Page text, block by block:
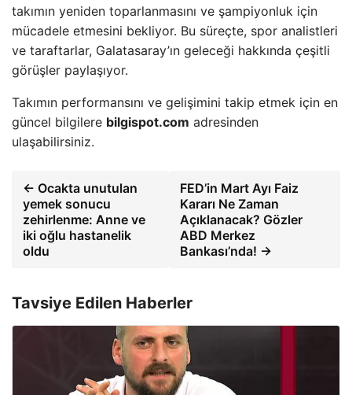
takımın yeniden toparlanmasını ve şampiyonluk için
mücadele etmesini bekliyor. Bu süreçte, spor analistleri
ve taraftarlar, Galatasaray’ın geleceği hakkında çeşitli
görüşler paylaşıyor.
Takımın performansını ve gelişimini takip etmek için en
güncel bilgilere bilgispot.com adresinden
ulaşabilirsiniz.
← Ocakta unutulan
yemek sonucu
zehirlenme: Anne ve
iki oğlu hastanelik
oldu
FED’in Mart Ayı Faiz
Kararı Ne Zaman
Açıklanacak? Gözler
ABD Merkez
Bankası’nda! →
Tavsiye Edilen Haberler